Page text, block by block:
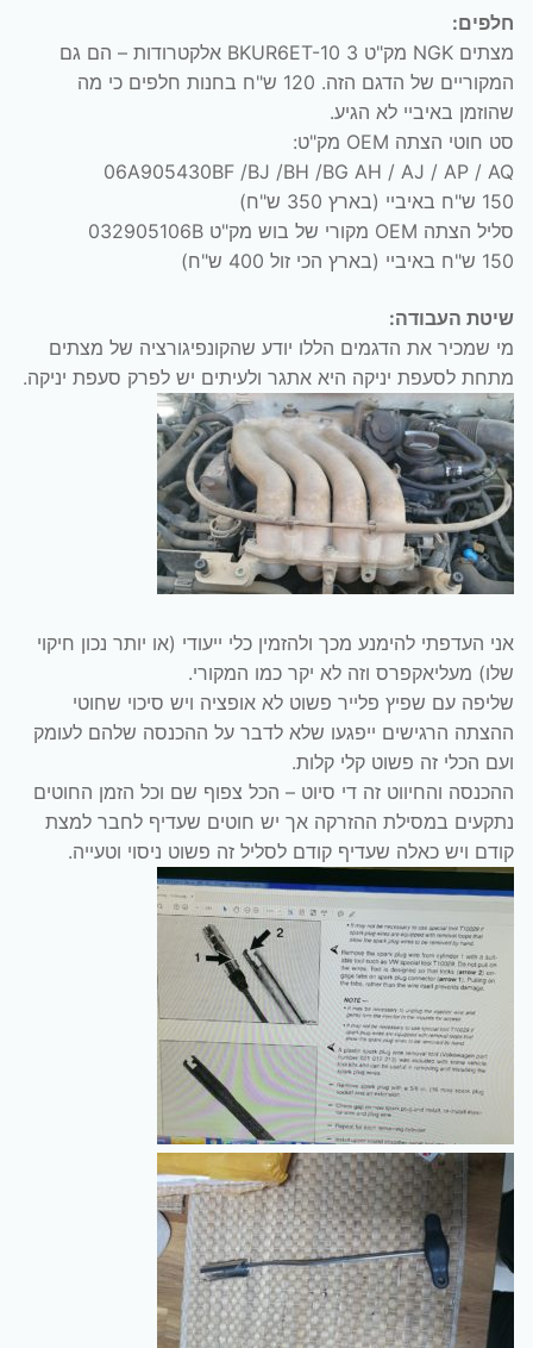
חלפים:
מצתים NGK מק"ט BKUR6ET-10 3 אלקטרודות – הם גם
המקוריים של הדגם הזה. 120 ש"ח בחנות חלפים כי מה
שהוזמן באיביי לא הגיע.
סט חוטי הצתה OEM מק"ט:
06A905430BF /BJ /BH /BG AH / AJ / AP / AQ
150 ש"ח באיביי (בארץ 350 ש"ח)
סליל הצתה OEM מקורי של בוש מק"ט 032905106B
150 ש"ח באיביי (בארץ הכי זול 400 ש"ח)
שיטת העבודה:
מי שמכיר את הדגמים הללו יודע שהקונפיגורציה של מצתים
מתחת לסעפת יניקה היא אתגר ולעיתים יש לפרק סעפת יניקה.
אני העדפתי להימנע מכך ולהזמין כלי ייעודי (או יותר נכון חיקוי
שלו) מעליאקפרס וזה לא יקר כמו המקורי.
שליפה עם שפיץ פלייר פשוט לא אופציה ויש סיכוי שחוטי
ההצתה הרגישים ייפגעו שלא לדבר על ההכנסה שלהם לעומק
ועם הכלי זה פשוט קלי קלות.
ההכנסה והחיווט זה די סיוט – הכל צפוף שם וכל הזמן החוטים
נתקעים במסילת ההזרקה אך יש חוטים שעדיף לחבר למצת
קודם ויש כאלה שעדיף קודם לסליל זה פשוט ניסוי וטעייה.